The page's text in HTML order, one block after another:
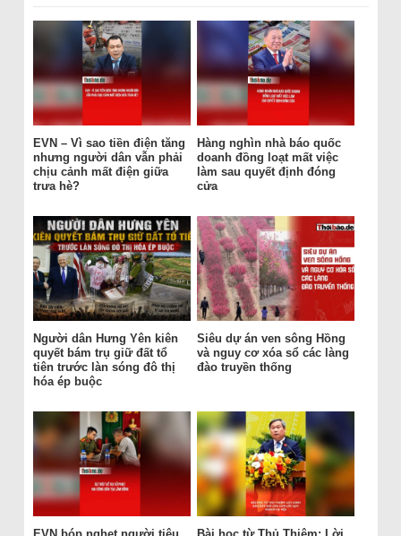
EVN – Vì sao tiền điện tăng
nhưng người dân vẫn phải
chịu cảnh mất điện giữa
trưa hè?
Hàng nghìn nhà báo quốc
doanh đồng loạt mất việc
làm sau quyết định đóng
cửa
Người dân Hưng Yên kiên
quyết bám trụ giữ đất tổ
tiên trước làn sóng đô thị
hóa ép buộc
Siêu dự án ven sông Hồng
và nguy cơ xóa sổ các làng
đào truyền thống